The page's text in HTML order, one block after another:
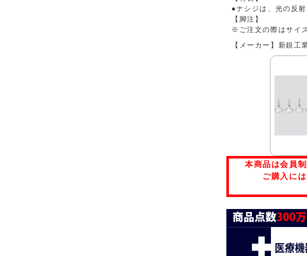
●ナシジは、光の反
【脚注】
※ご注文の際はサイ
【メーカー】新鋭工
本商品は会員
ご購入に